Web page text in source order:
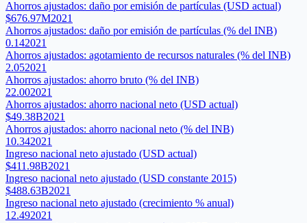
Ahorros ajustados: daño por emisión de partículas (USD actual)
$676.97M2021
Ahorros ajustados: daño por emisión de partículas (% del INB)
0.142021
Ahorros ajustados: agotamiento de recursos naturales (% del INB)
2.052021
Ahorros ajustados: ahorro bruto (% del INB)
22.002021
Ahorros ajustados: ahorro nacional neto (USD actual)
$49.38B2021
Ahorros ajustados: ahorro nacional neto (% del INB)
10.342021
Ingreso nacional neto ajustado (USD actual)
$411.98B2021
Ingreso nacional neto ajustado (USD constante 2015)
$488.63B2021
Ingreso nacional neto ajustado (crecimiento % anual)
12.492021